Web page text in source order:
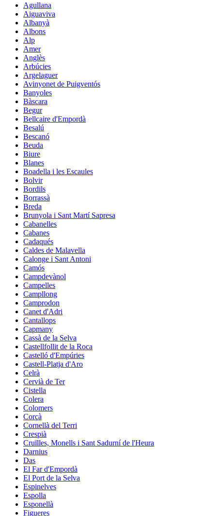
Agullana
Aiguaviva
Albanyà
Albons
Alp
Amer
Anglès
Arbúcies
Argelaguer
Avinyonet de Puigventós
Banyoles
Bàscara
Begur
Bellcaire d'Empordà
Besalú
Bescanó
Beuda
Biure
Blanes
Boadella i les Escaules
Bolvir
Bordils
Borrassà
Breda
Brunyola i Sant Martí Sapresa
Cabanelles
Cabanes
Cadaqués
Caldes de Malavella
Calonge i Sant Antoni
Camós
Campdevànol
Campelles
Campllong
Camprodon
Canet d'Adri
Cantallops
Capmany
Cassà de la Selva
Castellfollit de la Roca
Castelló d'Empúries
Castell-Platja d'Aro
Celrà
Cervià de Ter
Cistella
Colera
Colomers
Corçà
Cornellà del Terri
Crespià
Cruïlles, Monells i Sant Sadurní de l'Heura
Darnius
Das
El Far d'Empordà
El Port de la Selva
Espinelves
Espolla
Esponellà
Figueres